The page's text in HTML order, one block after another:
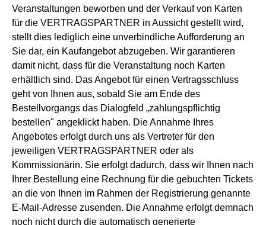
Veranstaltungen beworben und der Verkauf von Karten
für die VERTRAGSPARTNER in Aussicht gestellt wird,
stellt dies lediglich eine unverbindliche Aufforderung an
Sie dar, ein Kaufangebot abzugeben. Wir garantieren
damit nicht, dass für die Veranstaltung noch Karten
erhältlich sind. Das Angebot für einen Vertragsschluss
geht von Ihnen aus, sobald Sie am Ende des
Bestellvorgangs das Dialogfeld „zahlungspflichtig
bestellen" angeklickt haben. Die Annahme Ihres
Angebotes erfolgt durch uns als Vertreter für den
jeweiligen VERTRAGSPARTNER oder als
Kommissionärin. Sie erfolgt dadurch, dass wir Ihnen nach
Ihrer Bestellung eine Rechnung für die gebuchten Tickets
an die von Ihnen im Rahmen der Registrierung genannte
E-Mail-Adresse zusenden. Die Annahme erfolgt demnach
noch nicht durch die automatisch generierte